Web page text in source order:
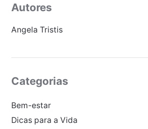
Autores
Angela Tristis
Categorias
Bem-estar
Dicas para a Vida